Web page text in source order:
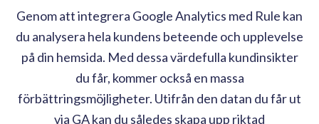
Genom att integrera Google Analytics med Rule kan
du analysera hela kundens beteende och upplevelse
på din hemsida. Med dessa värdefulla kundinsikter
du får, kommer också en massa
förbättringsmöjligheter. Utifrån den datan du får ut
via GA kan du således skapa upp riktad